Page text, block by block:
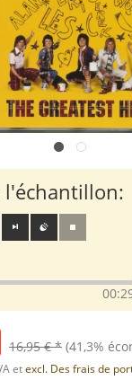
l'échantillon:
16,95 € * (41,3%
etexcl. Des frais de